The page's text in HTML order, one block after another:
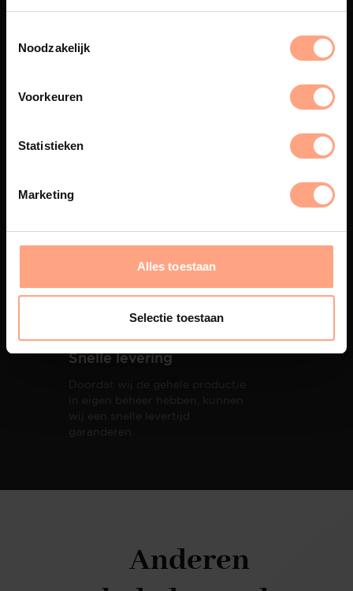
Noodzakelijk
Voorkeuren
Statistieken
Marketing
Alles toestaan
Selectie toestaan
een hoogwaardige twee
Interieur inrichting
totale woonbeleving.
Snelle levering
in eigen beheer hebben, kunnen
wij een snelle levertijd
garanderen.
Anderen